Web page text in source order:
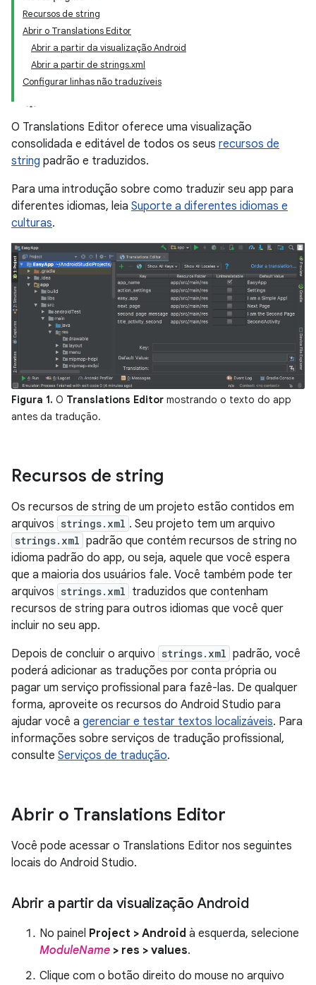
Recursos de string
Abrir o Translations Editor
Abrir a partir da visualização Android
Abrir a partir de strings.xml
Configurar linhas não traduzíveis
O Translations Editor oferece uma visualização
consolidada e editável de todos os seus recursos de
string padrão e traduzidos.
Para uma introdução sobre como traduzir seu app para
diferentes idiomas, leia Suporte a diferentes idiomas e
culturas.
Figura 1. O Translations Editor mostrando o texto do app
antes da tradução.
Recursos de string
Os recursos de string de um projeto estão contidos em
arquivos strings.xml . Seu projeto tem um arquivo
strings.xml padrão que contém recursos de string no
idioma padrão do app, ou seja, aquele que você espera
que a maioria dos usuários fale. Você também pode ter
arquivos strings.xml traduzidos que contenham
recursos de string para outros idiomas que você quer
incluir no seu app.
Depois de concluir o arquivo strings.xml padrão, você
poderá adicionar as traduções por conta própria ou
pagar um serviço profissional para fazê-las. De qualquer
forma, aproveite os recursos do Android Studio para
ajudar você a gerenciar e testar textos localizáveis. Para
informações sobre serviços de tradução profissional,
consulte Serviços de tradução.
Abrir o Translations Editor
Você pode acessar o Translations Editor nos seguintes
locais do Android Studio.
Abrir a partir da visualização Android
No painel Project > Android à esquerda, selecione
ModuleName > res > values.
Clique com o botão direito do mouse no arquivo